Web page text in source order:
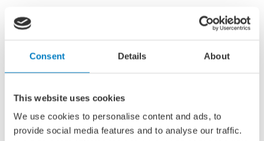
Consent Details About
This website uses cookies
We use cookies to personalise content and ads, to
provide social media features and to analyse our traffic.
Op dit moment wordt door middel van een literatuurstudie
nationale en internationale projecten op het gebied van
In een volgend stadium zullen de uitkomsten voorgelegd
hun praktijkkennis en ervaring op dit gebied. Op basis
hiervan wordt een stappenplan gevormd voor de